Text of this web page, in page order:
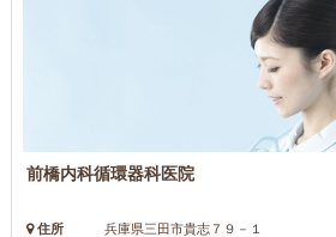
前橋内科循環器科医院
住所 兵庫県三田市貴志７９－１